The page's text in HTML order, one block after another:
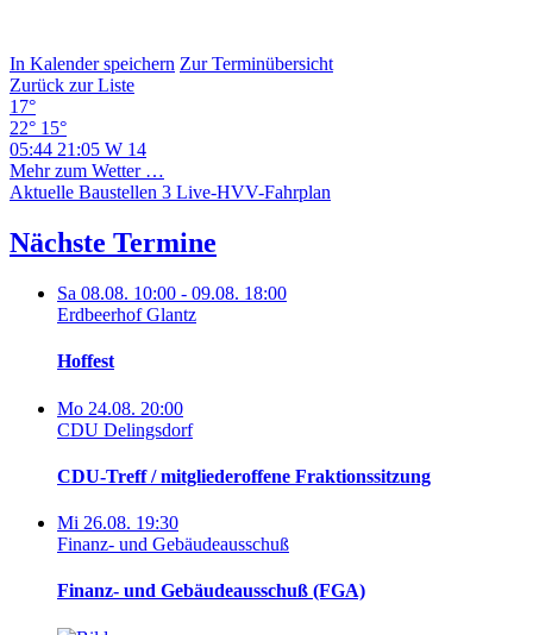
In Kalender speichern Zur Terminübersicht
Zurück zur Liste
17°
22° 15°
05:44 21:05 W 14
Mehr zum Wetter …
Aktuelle Baustellen 3 Live-HVV-Fahrplan
Nächste Termine
Sa 08.08. 10:00 - 09.08. 18:00
Erdbeerhof Glantz
Hoffest
Mo 24.08. 20:00
CDU Delingsdorf
CDU-Treff / mitgliederoffene Fraktionssitzung
Mi 26.08. 19:30
Finanz- und Gebäudeausschuß
Finanz- und Gebäudeausschuß (FGA)